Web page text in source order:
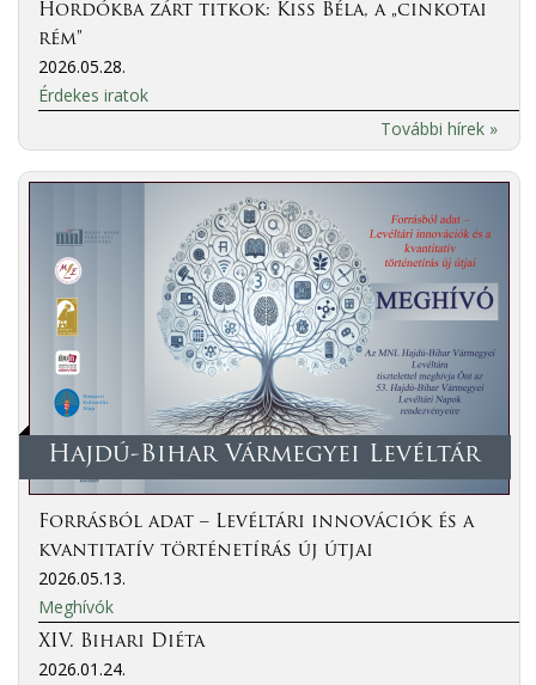
Hordókba zárt titkok: Kiss Béla, a „cinkotai
rém”
2026.05.28.
Érdekes iratok
További hírek »
Hajdú-Bihar Vármegyei Levéltár
Forrásból adat – Levéltári innovációk és a
kvantitatív történetírás új útjai
2026.05.13.
Meghívók
XIV. Bihari Diéta
2026.01.24.